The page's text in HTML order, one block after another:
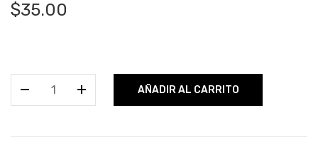
$35.00
AÑADIR AL CARRITO